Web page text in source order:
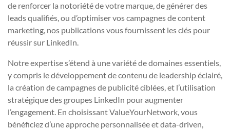
de renforcer la notoriété de votre marque, de générer des
leads qualifiés, ou d’optimiser vos campagnes de content
marketing, nos publications vous fournissent les clés pour
réussir sur LinkedIn.
Notre expertise s’étend à une variété de domaines essentiels,
y compris le développement de contenu de leadership éclairé,
la création de campagnes de publicité ciblées, et l’utilisation
stratégique des groupes LinkedIn pour augmenter
l’engagement. En choisissant ValueYourNetwork, vous
bénéficiez d’une approche personnalisée et data-driven,